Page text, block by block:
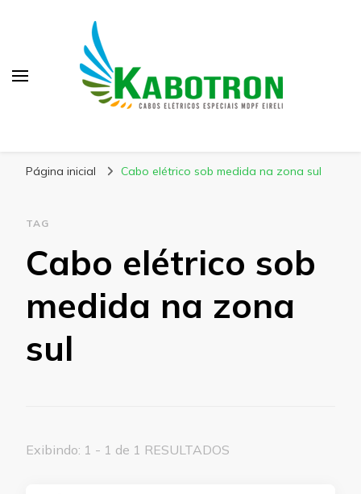
Página inicial Cabo elétrico sob medida na zona sul
TAG
Cabo elétrico sob
medida na zona
sul
Exibindo: 1 - 1 de 1 RESULTADOS